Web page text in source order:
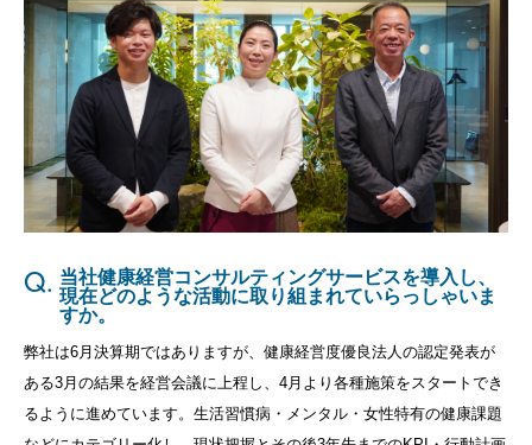
Q. 当社健康経営コンサルティングサービスを導入し、
現在どのような活動に取り組まれていらっしゃいま
すか。
弊社は6 月決算期ではありますが、健康経営度優良法人の認定発表が
ある3 月の結果を経営会議に上程し、 4 月より各種施策をスタートでき
るように進めています。生活習慣病・メンタル・女性特有の健康課題